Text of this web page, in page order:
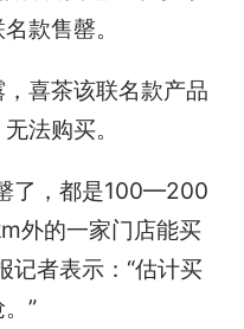
款售罄。
喜茶该联名款产品
法购买。
了，都是100—200
外的一家门店能买
记者表示：“估计买
”